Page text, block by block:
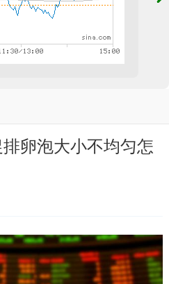
卵泡大小不均匀怎